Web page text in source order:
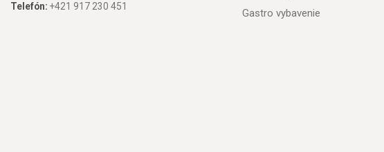
Telefón: +421 917 230 451
Gastro vybavenie